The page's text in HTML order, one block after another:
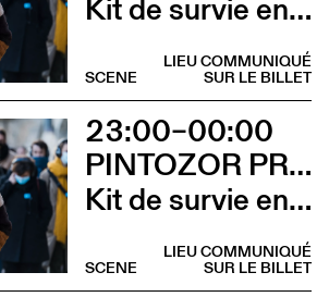
Kit de survie en territoire masculiniste
LIEU COMMUNIQUÉ
SUR LE BILLET
SCENE
23:00–00:00
PINTOZOR PROD. ET MARION THOMAS
Kit de survie en territoire masculiniste
LIEU COMMUNIQUÉ
SUR LE BILLET
SCENE